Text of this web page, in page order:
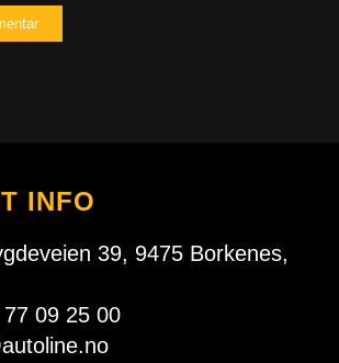
INFO
39, 9475 Borkenes,
09 25 00